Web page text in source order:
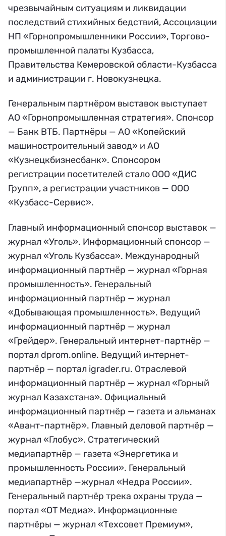
чрезвычайным ситуациям и ликвидации
последствий стихийных бедствий, Ассоциации
НП «Горнопромышленники России», Торгово-
промышленной палаты Кузбасса,
Правительства Кемеровской области-Кузбасса
и администрации г. Новокузнецка.
Генеральным партнёром выставок выступает
АО «Горнопромышленная стратегия». Спонсор
— Банк ВТБ. Партнёры — АО «Копейский
машиностроительный завод» и АО
«Кузнецкбизнесбанк». Спонсором
регистрации посетителей стало ООО «ДИС
Групп», а регистрации участников — ООО
«Кузбасс-Сервис».
Главный информационный спонсор выставок —
журнал «Уголь». Информационный спонсор —
журнал «Уголь Кузбасса». Международный
информационный партнёр — журнал «Горная
промышленность». Генеральный
информационный партнёр — журнал
«Добывающая промышленность». Ведущий
информационный партнёр — журнал
«Грейдер». Генеральный интернет-партнёр —
портал dprom.online. Ведущий интернет-
партнёр — портал igrader.ru. Отраслевой
информационный партнёр — журнал «Горный
журнал Казахстана». Официальный
информационный партнёр — газета и альманах
«Авант-партнёр». Главный деловой партнёр —
журнал «Глобус». Стратегический
медиапартнёр — газета «Энергетика и
промышленность России». Генеральный
медиапартнёр —журнал «Недра России».
Генеральный партнёр трека охраны труда —
портал «ОТ Медиа». Информационные
партнёры — журнал «Техсовет Премиум»,